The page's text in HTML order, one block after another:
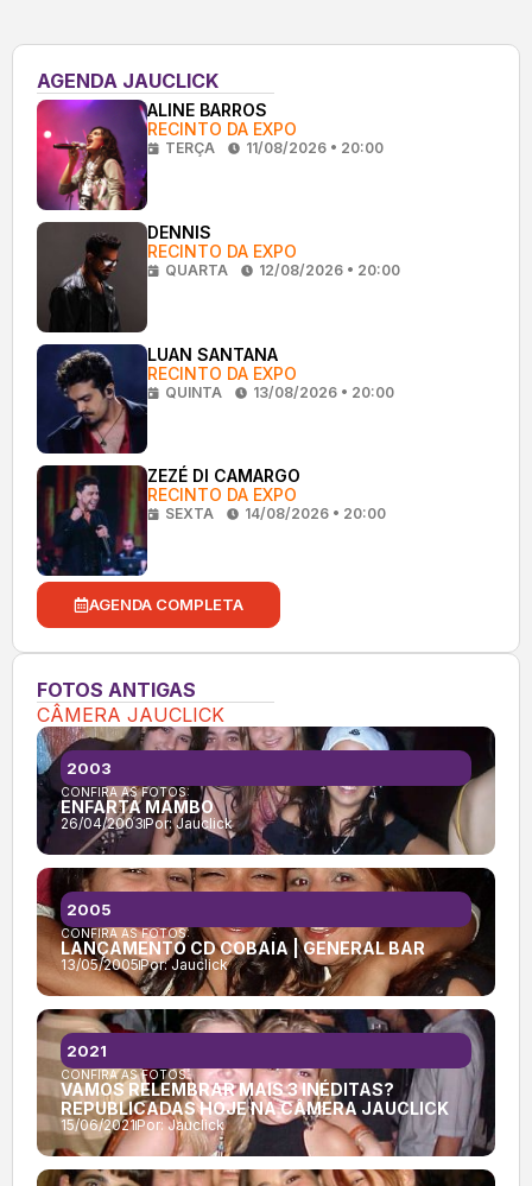
AGENDA JAUCLICK
ALINE BARROS
RECINTO DA EXPO
TERÇA 11/08/2026 • 20:00
DENNIS
RECINTO DA EXPO
QUARTA 12/08/2026 • 20:00
LUAN SANTANA
RECINTO DA EXPO
QUINTA 13/08/2026 • 20:00
ZEZÉ DI CAMARGO
RECINTO DA EXPO
SEXTA 14/08/2026 • 20:00
AGENDA COMPLETA
FOTOS ANTIGAS
CÂMERA JAUCLICK
CONFIRA AS FOTOS:
ENFARTA MAMBO
26/04/2003Por:Jauclick
2003
CONFIRA AS FOTOS:
LANÇAMENTO CD COBAIA | GENERAL BAR
13/05/2005Por:Jauclick
2005
CONFIRA AS FOTOS:
VAMOS RELEMBRAR MAIS 3 INÉDITAS?
REPUBLICADAS HOJE NA CÂMERA JAUCLICK
15/06/2021Por:Jauclick
2021